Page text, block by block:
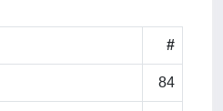
#
84